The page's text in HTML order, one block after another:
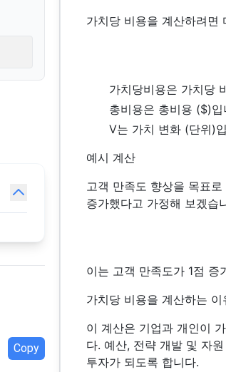
Copy
가치당 비용을 계산하려면
가치당비용은 가치당
총비용은 총비용 ($)입
V는 가치 변화 (단위)
예시 계산
고객 만족도 향상을 목표
증가했다고 가정해 보겠습
이는 고객 만족도가 1점 증
가치당 비용을 계산하는 이
이 계산은 기업과 개인이
다. 예산, 전략 개발 및 자
투자가 되도록 합니다.